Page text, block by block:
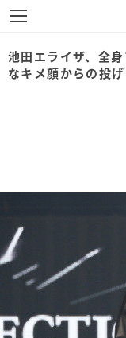
池田エライザ、全
なキメ顔からの投